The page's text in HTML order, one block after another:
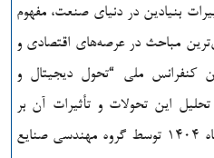
بنیادین در دنیای صنعت، مفهوم
مباحث در عرصه‌های اقتصادی و
کنفرانس ملی “تحول دیجیتال و
و تحلیل این تحولات و تأثیرات آن بر
صنایع مختلف، در تاریخ ۱۲ آبان‌ماه 1404 توسط گروه مهندسی صنایع